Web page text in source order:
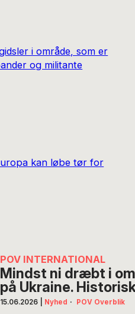
POV INTERNATIONAL
Mindst ni dræbt i
på Ukraine.
15.06.2026 Nyhed · POV Overblik